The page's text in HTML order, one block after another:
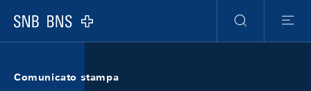
Logo
Ricerca
Menu
Comunicato stampa